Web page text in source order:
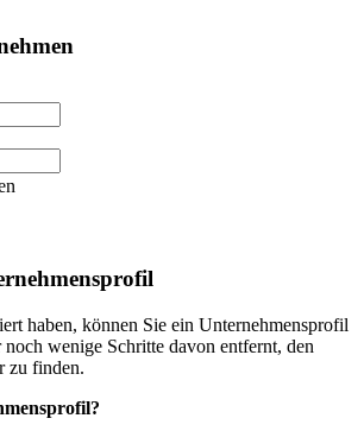
haben, können Sie ein Unternehmensprofil
noch wenige Schritte davon entfernt, den
zu finden.